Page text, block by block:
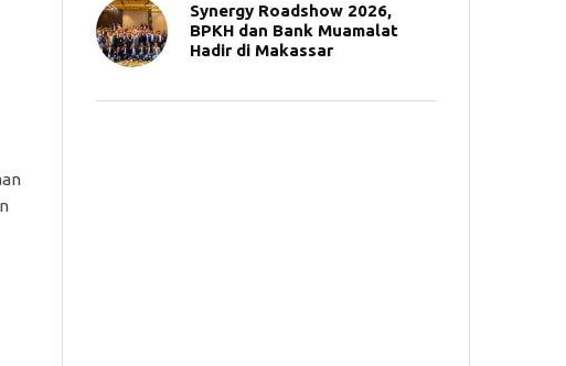
Synergy Roadshow 2026,
BPKH dan Bank Muamalat
Hadir di Makassar